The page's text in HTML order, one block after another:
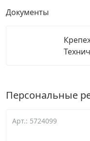
Документы
Персональные
Арт.: 5724099